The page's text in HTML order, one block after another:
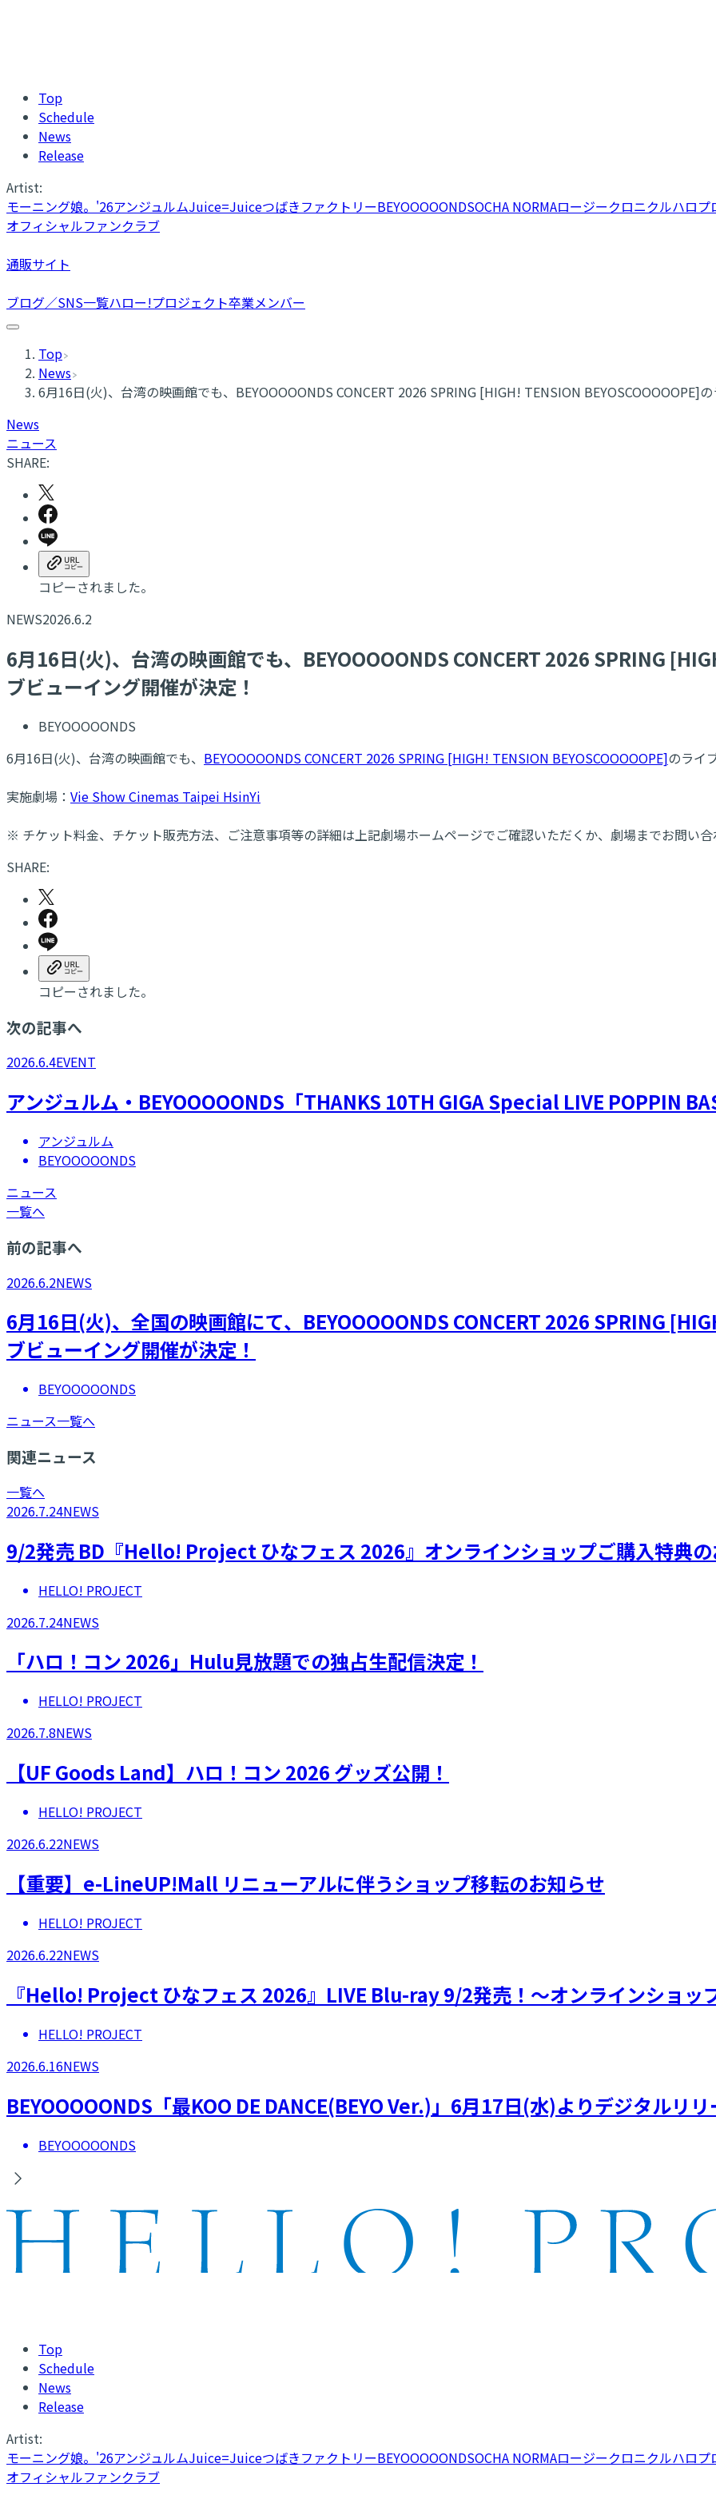
Top
Schedule
News
Release
Artist:
モーニング娘。'26アンジュルムJuice=JuiceつばきファクトリーBEYOOOOONDSOCHA NORMAロージークロニクルハロプ
オフィシャルファンクラブ
通販サイト
ブログ／SNS一覧ハロー!プロジェクト卒業メンバー
Top
News
6月16日(火)、台湾の映画館でも、BEYOOOOONDS CONCERT 2026 SPRING [HIGH! TENSION BEYOSCOOOOOPE]
News
ニュース
SHARE:
コピーされました。
NEWS2026.6.2
6月16日(火)、台湾の映画館でも、BEYOOOOONDS CONCERT 2026 SPRING
ブビューイング開催が決定！
BEYOOOOONDS
6月16日(火)、台湾の映画館でも、 BEYOOOOONDS CONCERT 2026 SPRING [HIGH! TENSION BEYOSCOOOOOPE]のライ
実施劇場： Vie Show Cinemas Taipei HsinYi
※ チケット料金、チケット販売方法、ご注意事項等の詳細は上記劇場ホームページでご確認いただくか、劇場までお問い合
SHARE:
コピーされました。
次の記事へ
2026.6.4EVENT
アンジュルム・BEYOOOOONDS「THANKS 10TH GIGA Special LIVE POPPIN
アンジュルム
BEYOOOOONDS
ニュース
一覧へ
前の記事へ
2026.6.2NEWS
6月16日(火)、全国の映画館にて、BEYOOOOONDS CONCERT 2026 SPRING
ブビューイング開催が決定！
BEYOOOOONDS
ニュース一覧へ
関連ニュース
一覧へ
2026.7.24NEWS
9/2発売 BD『Hello! Project ひなフェス 2026』オンラインショップご購入特典
HELLO! PROJECT
2026.7.24NEWS
「ハロ！コン 2026」Hulu見放題での独占生配信決定！
HELLO! PROJECT
2026.7.8NEWS
【UF Goods Land】ハロ！コン 2026 グッズ公開！
HELLO! PROJECT
2026.6.22NEWS
【重要】e-LineUP!Mall リニューアルに伴うショップ移転のお知らせ
HELLO! PROJECT
2026.6.22NEWS
『Hello! Project ひなフェス 2026』LIVE Blu-ray 9/2発売！～オンラインショッ
HELLO! PROJECT
2026.6.16NEWS
BEYOOOOONDS「最KOO DE DANCE(BEYO Ver.)」6月17日(水)よりデジタルリリ
BEYOOOOONDS
Top
Schedule
News
Release
Artist:
モーニング娘。'26アンジュルムJuice=JuiceつばきファクトリーBEYOOOOONDSOCHA NORMAロージークロニクルハロプ
オフィシャルファンクラブ